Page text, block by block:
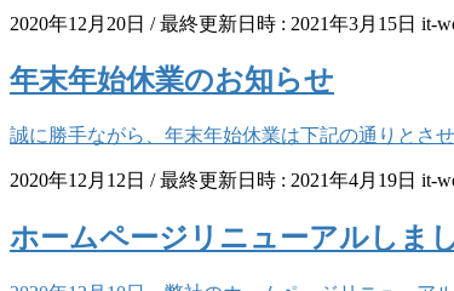
2020年12月20日 / 最終更新日時 : 2021年3月15日 it-
年末年始休業のお知らせ
誠に勝手ながら、年末年始休業は下記の通りとさ
2020年12月12日 / 最終更新日時 : 2021年4月19日 it-
ホームページリニューアルしまし